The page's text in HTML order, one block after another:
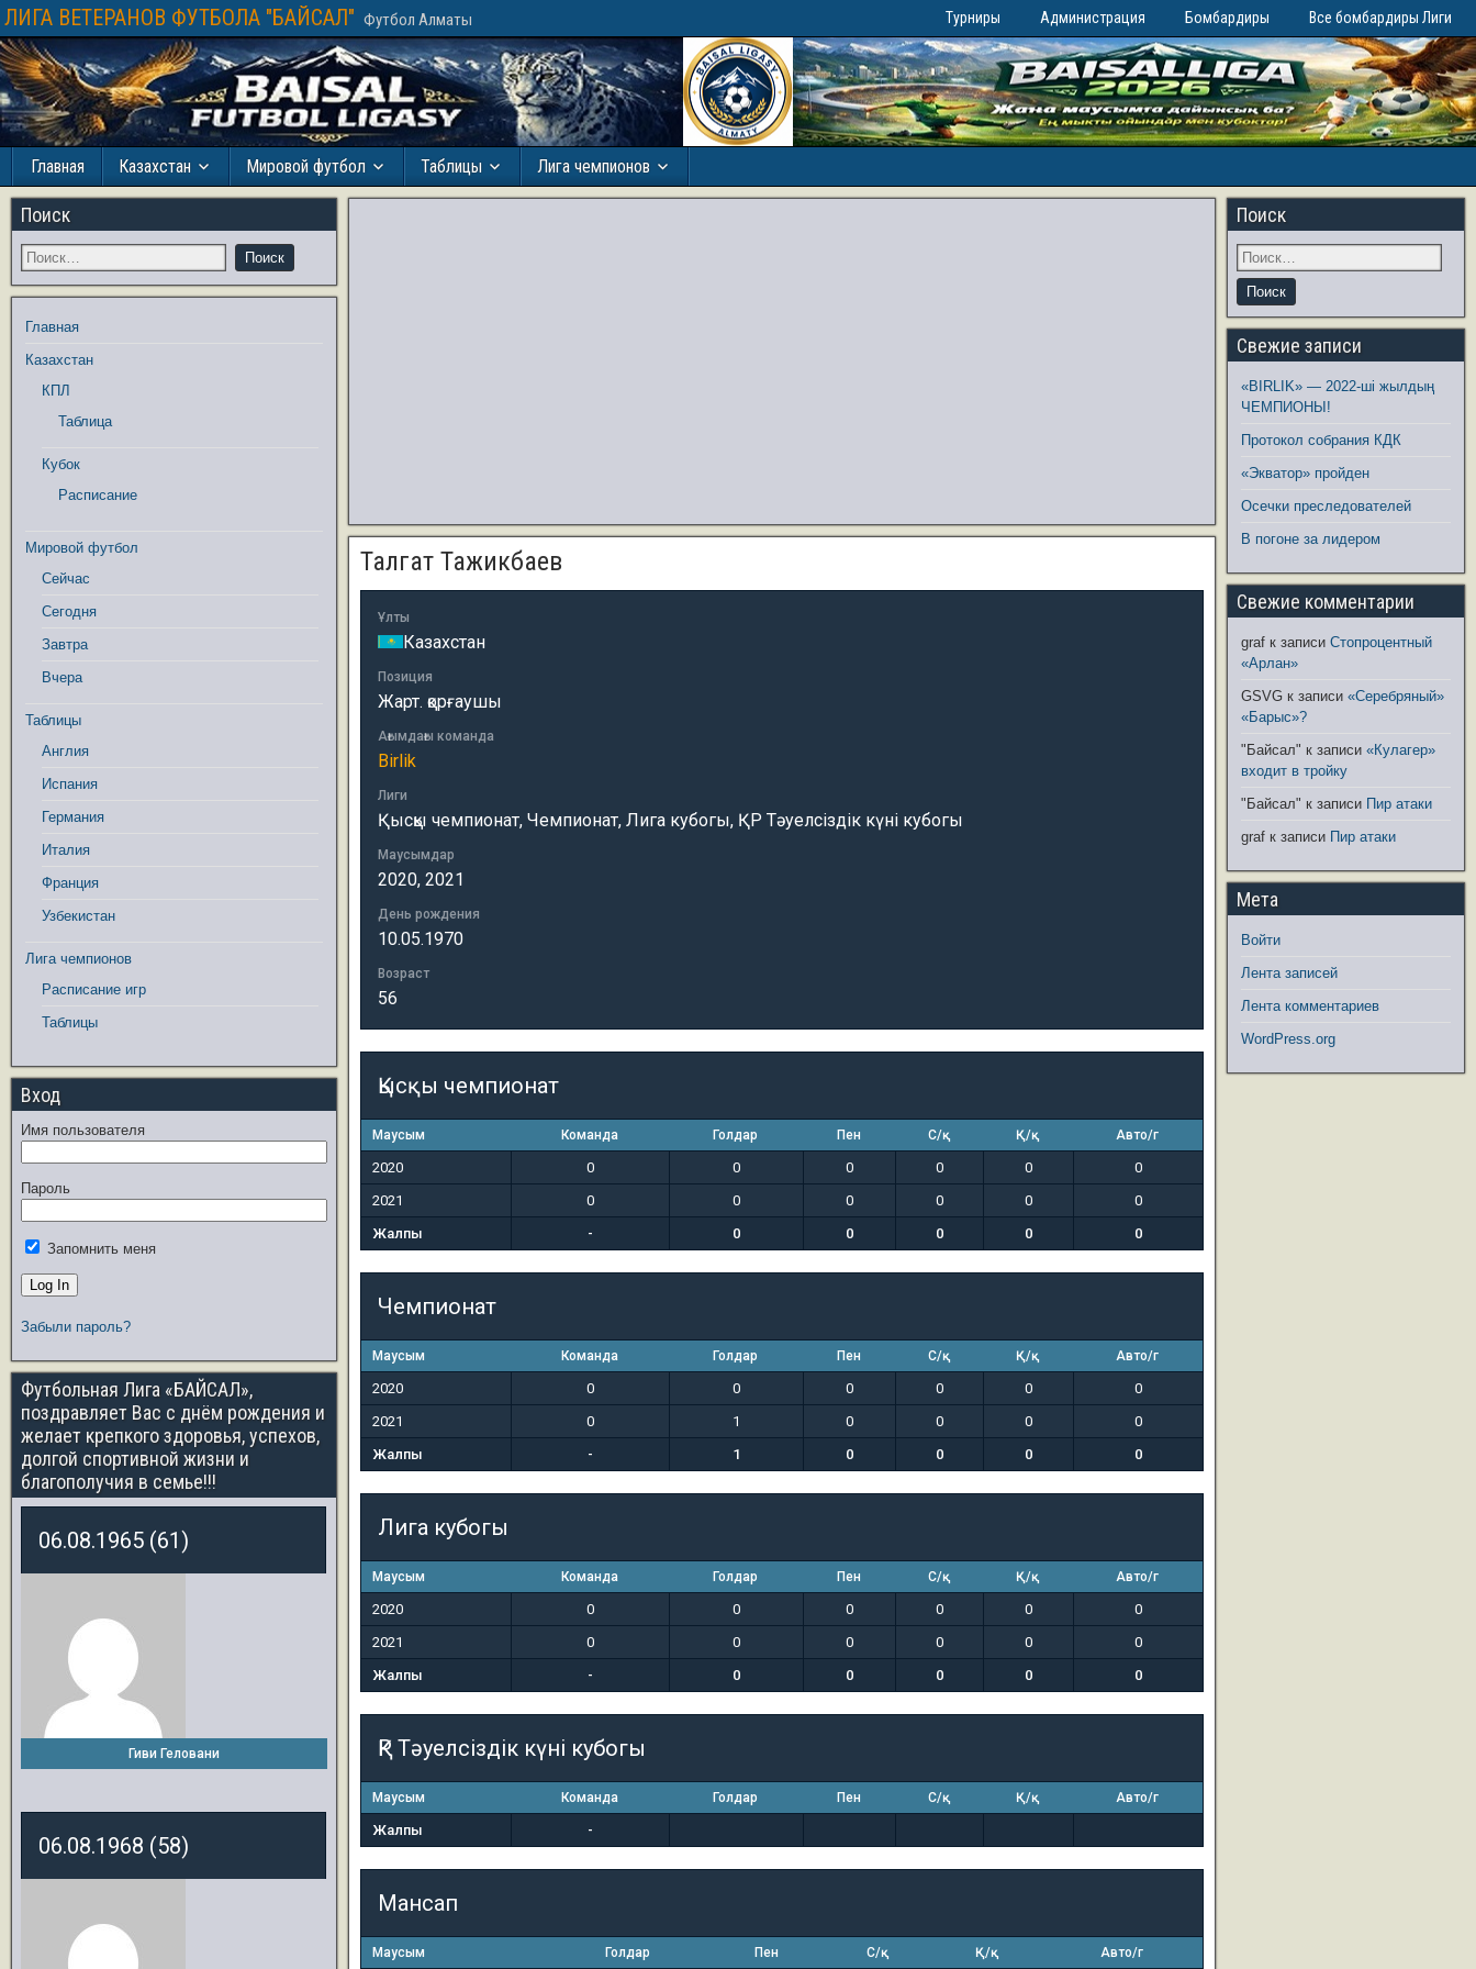
ЛИГА ВЕТЕРАНОВ ФУТБОЛА "БАЙСАЛ" Футбол Алматы Турниры Администрация Бомбардиры Все бомбардиры Лиги
Главная Казахстан Мировой футбол Таблицы Лига чемпионов
Талгат Тажикбаев
Ұлты
Казахстан
Позиция
Жарт. қорғаушы
Ағымдағы команда
Birlik
Лиги
Қысқы чемпионат, Чемпионат, Лига кубогы, ҚР Тәуелсіздік күні кубогы
Маусымдар
2020, 2021
День рождения
10.05.1970
Возраст
56
Қысқы чемпионат
Маусым Команда Голдар Пен С/қ Қ/қ Авто/г
2020 0 0 0 0 0
0
2021
0 0 0 0 0
0
Жалпы
- 0 0 0 0 0
Чемпионат
Маусым Команда Голдар Пен С/қ Қ/қ Авто/г
2020 0 0 0 0 0
0
2021
0 1 0 0 0
0
Жалпы
- 1 0 0 0 0
Лига кубогы
Маусым Команда Голдар Пен С/қ Қ/қ Авто/г
2020 0 0 0 0 0
0
2021
0 0 0 0 0
0
Жалпы
- 0 0 0 0 0
ҚР Тәуелсіздік күні кубогы
Маусым Команда Голдар Пен С/қ Қ/қ Авто/г
Жалпы -
Мансап
Маусым Голдар Пен С/қ Қ/қ Авто/г
Поиск
Главная
Казахстан
КПЛ
Таблица
Кубок
Расписание
Мировой футбол
Сейчас
Сегодня
Завтра
Вчера
Таблицы
Англия
Испания
Германия
Италия
Франция
Узбекистан
Лига чемпионов
Расписание игр
Таблицы
Вход
Имя пользователя
Пароль
Запомнить меня
Забыли пароль?
Футбольная Лига «БАЙСАЛ»,
поздравляет Вас с днём рождения и
желает крепкого здоровья, успехов,
долгой спортивной жизни и
благополучия в семье!!!
06.08.1965 (61)
Гиви Геловани
06.08.1968 (58)
Поиск
Свежие записи
«BIRLIK» — 2022-ші жылдың
ЧЕМПИОНЫ!
Протокол собрания КДК
«Экватор» пройден
Осечки преследователей
В погоне за лидером
Свежие комментарии
graf к записиСтопроцентный
«Арлан»
GSVG к записи«Серебряный»
«Барыс»?
"Байсал" к записи«Кулагер»
входит в тройку
"Байсал" к записи Пир атаки
graf к записи Пир атаки
Мета
Войти
Лента записей
Лента комментариев
WordPress.org